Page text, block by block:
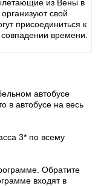
из Вены в
свой
присоединиться к
времени.
автобусе
в автобусе на весь
3* по всему
Обратите
входят в